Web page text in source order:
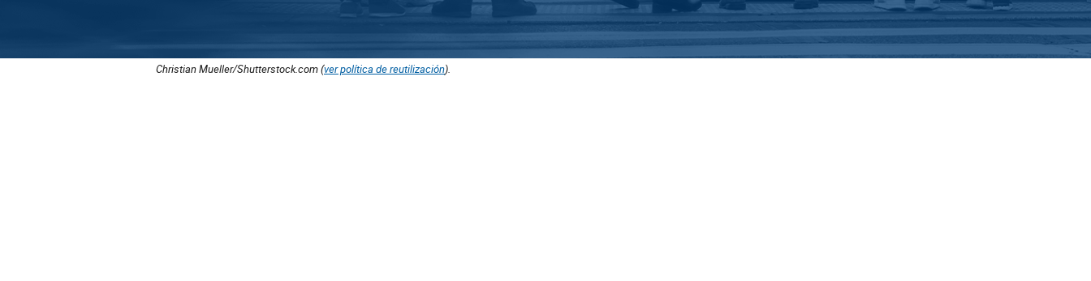
Christian Mueller/Shutterstock.com (ver política de reutilización).